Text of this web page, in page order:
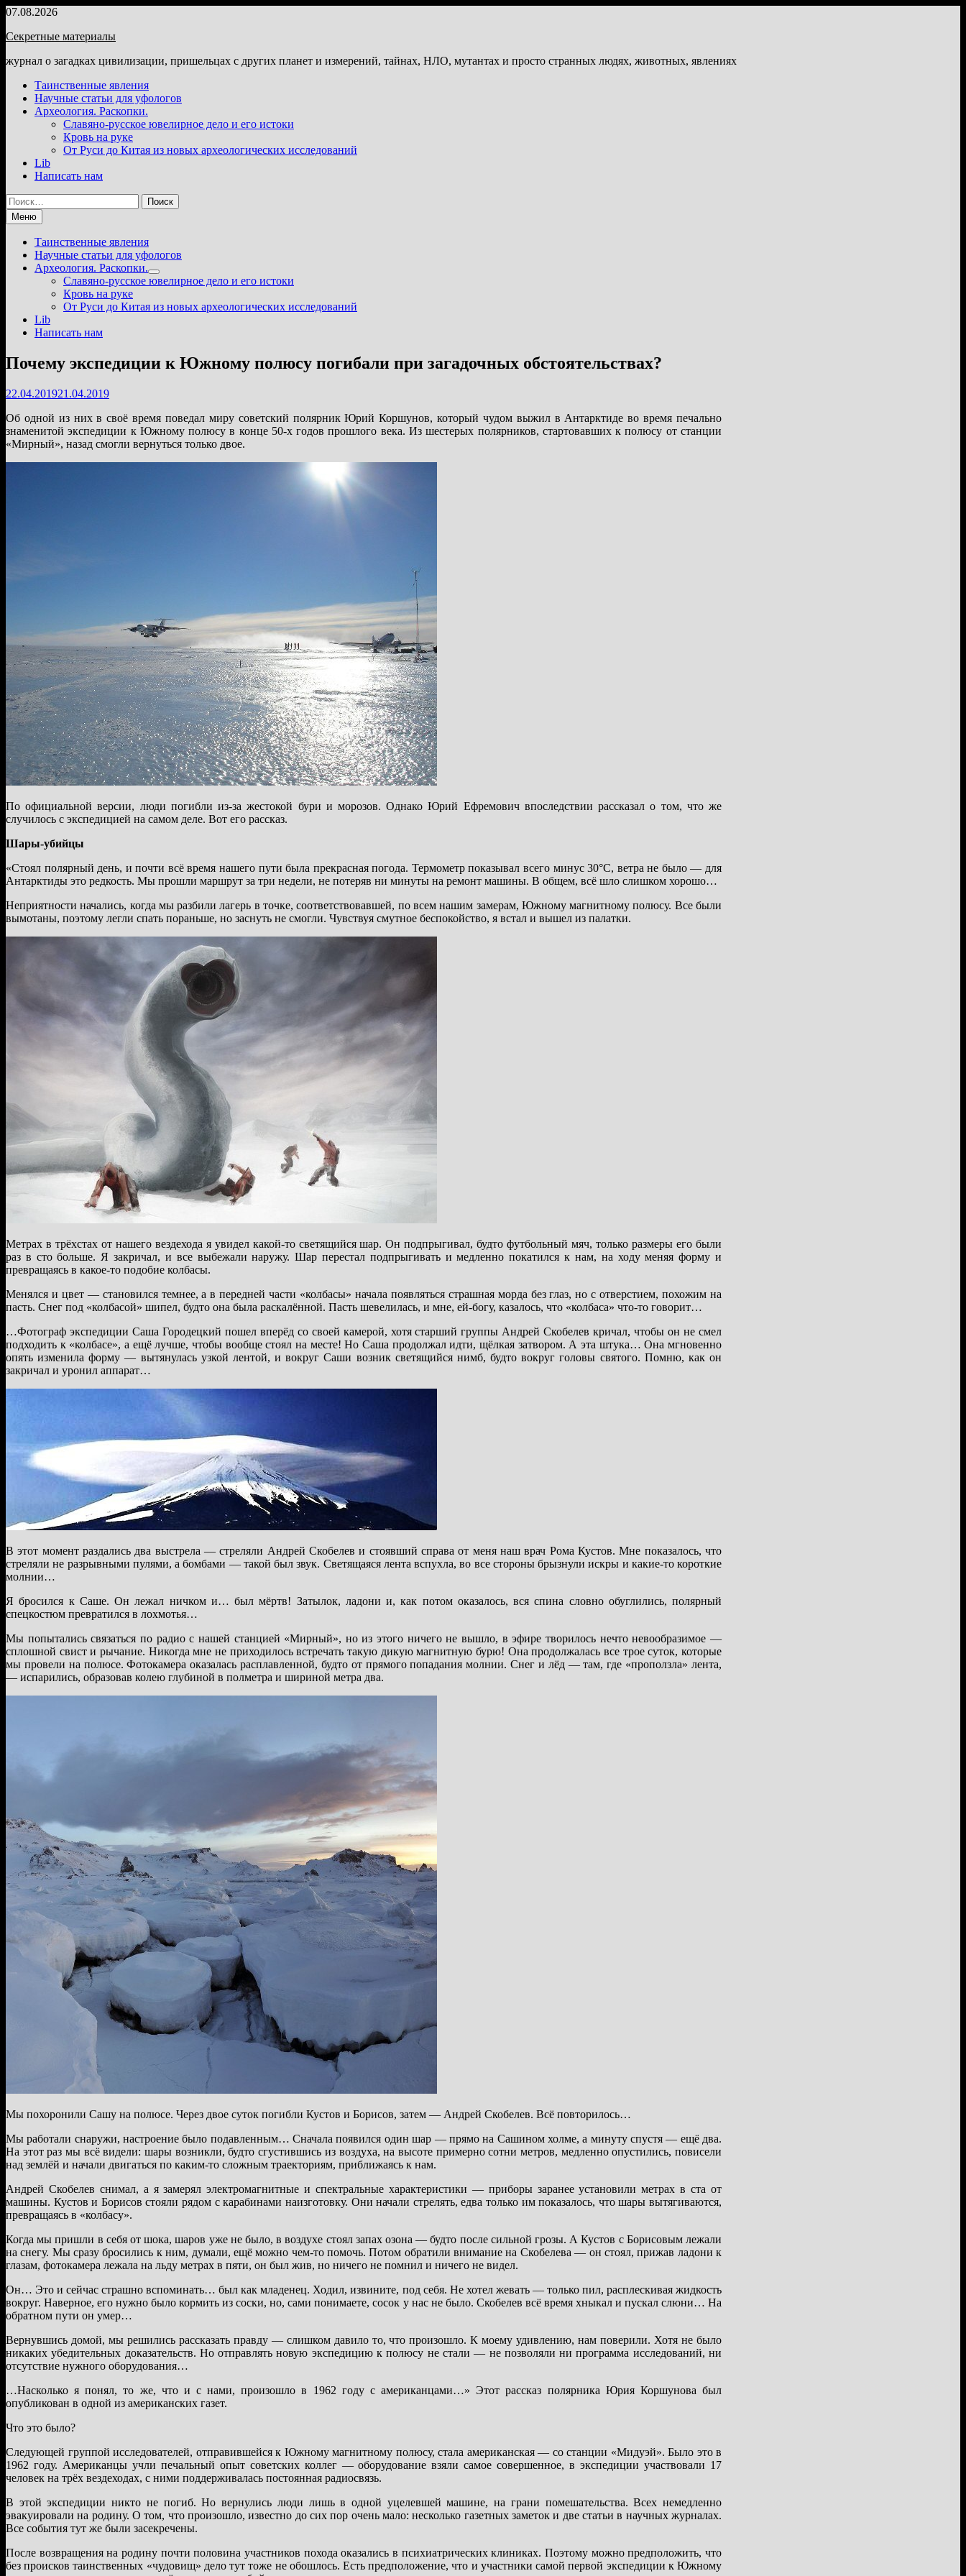
Перейти
содержимому
07.08.2026
Секретные материалы
журнал о загадках цивилизации, пришельцах с других планет и измерений, тайнах, НЛО, мутантах и просто странных людях, животных, явлениях
Таинственные явления
Научные статьи для уфологов
Археология. Раскопки.
Славяно-русское ювелирное дело и его истоки
Кровь на руке
От Руси до Китая из новых археологических исследований
Lib
Написать нам
Найти:
Меню
Таинственные явления
Научные статьи для уфологов
Археология. Раскопки.
Показать
подменю
Славяно-русское ювелирное дело и его истоки
Кровь на руке
От Руси до Китая из новых археологических исследований
Lib
Написать нам
Почему экспедиции к Южному полюсу погибали при загадочных обстоятельствах?
22.04.201921.04.2019
Об одной из них в своё время поведал миру советский полярник Юрий Коршунов, который чудом выжил в Антарктиде во время печально
знаменитой экспедиции к Южному полюсу в конце 50-х годов прошлого века. Из шестерых полярников, стартовавших к полюсу от станции
«Мирный», назад смогли вернуться только двое.
По официальной версии, люди погибли из-за жестокой бури и морозов. Однако Юрий Ефремович впоследствии рассказал о том, что же
случилось с экспедицией на самом деле. Вот его рассказ.
Шары-убийцы
«Стоял полярный день, и почти всё время нашего пути была прекрасная погода. Термометр показывал всего минус 30°С, ветра не было — для
Антарктиды это редкость. Мы прошли маршрут за три недели, не потеряв ни минуты на ремонт машины. В общем, всё шло слишком хорошо…
Неприятности начались, когда мы разбили лагерь в точке, соответствовавшей, по всем нашим замерам, Южному магнитному полюсу. Все были
вымотаны, поэтому легли спать пораньше, но заснуть не смогли. Чувствуя смутное беспокойство, я встал и вышел из палатки.
Мeтpax в трёхстах от нашего вездехода я увидел какой-то светящийся шар. Он подпрыгивал, будто футбольный мяч, только размеры его были
раз в сто больше. Я закричал, и все выбежали наружу. Шар перестал подпрыгивать и медленно покатился к нам, на ходу меняя форму и
превращаясь в какое-то подобие колбасы.
Менялся и цвет — становился темнее, а в передней части «колбасы» начала появляться страшная морда без глаз, но с отверстием, похожим на
пасть. Снег под «колбасой» шипел, будто она была раскалённой. Пасть шевелилась, и мне, ей-богу, казалось, что «колбаса» что-то говорит…
…Фотограф экспедиции Саша Городецкий пошел вперёд со своей камерой, хотя старший группы Андрей Скобелев кричал, чтобы он не смел
подходить к «колбасе», а ещё лучше, чтобы вообще стоял на месте! Но Саша продолжал идти, щёлкая затвором. А эта штука… Она мгновенно
опять изменила форму — вытянулась узкой лентой, и вокруг Саши возник светящийся нимб, будто вокруг головы святого. Помню, как он
закричал и уронил аппарат…
В этот момент раздались два выстрела — стреляли Андрей Скобелев и стоявший справа от меня наш врач Рома Кустов. Мне показалось, что
стреляли не разрывными пулями, а бомбами — такой был звук. Светящаяся лента вспухла, во все стороны брызнули искры и какие-то короткие
молнии…
Я бросился к Саше. Он лежал ничком и… был мёртв! Затылок, ладони и, как потом оказалось, вся спина словно обуглились, полярный
спецкостюм превратился в лохмотья…
Мы попытались связаться по радио с нашей станцией «Мирный», но из этого ничего не вышло, в эфире творилось нечто невообразимое —
сплошной свист и рычание. Никогда мне не приходилось встречать такую дикую магнитную бурю! Она продолжалась все трое суток, которые
мы провели на полюсе. Фотокамера оказалась расплавленной, будто от прямого попадания молнии. Снег и лёд — там, где «проползла» лента,
— испарились, образовав колею глубиной в полметра и шириной метра два.
Мы похоронили Сашу на полюсе. Через двое суток погибли Кустов и Борисов, затем — Андрей Скобелев. Всё повторилось…
Мы работали снаружи, настроение было подавленным… Сначала появился один шар — прямо на Сашином холме, а минуту спустя — ещё два.
На этот раз мы всё видели: шары возникли, будто сгустившись из воздуха, на высоте примерно сотни метров, медленно опустились, повисели
над землёй и начали двигаться по каким-то сложным траекториям, приближаясь к нам.
Андрей Скобелев снимал, а я замерял электромагнитные и спектральные характеристики — приборы заранее установили метрах в ста от
машины. Кустов и Борисов стояли рядом с карабинами наизготовку. Они начали стрелять, едва только им показалось, что шары вытягиваются,
превращаясь в «колбасу».
Когда мы пришли в себя от шока, шаров уже не было, в воздухе стоял запах озона — будто после сильной грозы. А Кустов с Борисовым лежали
на снегу. Мы сразу бросились к ним, думали, ещё можно чем-то помочь. Потом обратили внимание на Скобелева — он стоял, прижав ладони к
глазам, фотокамера лежала на льду метрах в пяти, он был жив, но ничего не помнил и ничего не видел.
Он… Это и сейчас страшно вспоминать… был как младенец. Ходил, извините, под себя. Не хотел жевать — только пил, расплескивая жидкость
вокруг. Наверное, его нужно было кормить из соски, но, сами понимаете, сосок у нас не было. Скобелев всё время хныкал и пускал слюни… На
обратном пути он умер…
Вернувшись домой, мы решились рассказать правду — слишком давило то, что произошло. К моему удивлению, нам поверили. Хотя не было
никаких убедительных доказательств. Но отправлять новую экспедицию к полюсу не стали — не позволяли ни программа исследований, ни
отсутствие нужного оборудования…
…Насколько я понял, то же, что и с нами, произошло в 1962 году с американцами…» Этот рассказ полярника Юрия Коршунова был
опубликован в одной из американских газет.
Что это было?
Следующей группой исследователей, отправившейся к Южному магнитному полюсу, стала американская — со станции «Мидуэй». Было это в
1962 году. Американцы учли печальный опыт советских коллег — оборудование взяли самое совершенное, в экспедиции участвовали 17
человек на трёх вездеходах, с ними поддерживалась постоянная радиосвязь.
В этой экспедиции никто не погиб. Но вернулись люди лишь в одной уцелевшей машине, на грани помешательства. Всех немедленно
эвакуировали на родину. О том, что произошло, известно до сих пор очень мало: несколько газетных заметок и две статьи в научных журналах.
Все события тут же были засекречены.
После возвращения на родину почти половина участников похода оказались в психиатрических клиниках. Поэтому можно предположить, что
без происков таинственных «чудовищ» дело тут тоже не обошлось. Есть предположение, что и участники самой первой экспедиции к Южному